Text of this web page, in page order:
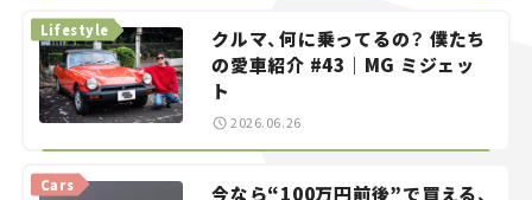
クルマ、何に乗ってるの？ 僕たち
の愛車紹介 #43｜MG ミジェッ
ト
Lifestyle
2026.06.26
今なら“100万円前後”で買える、
Cars